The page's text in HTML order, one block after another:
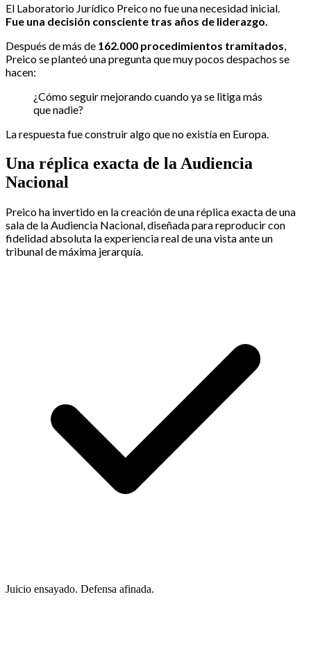
El Laboratorio Jurídico Preico no fue una necesidad inicial.
Fue una decisión consciente tras años de liderazgo.
Después de más de 162.000 procedimientos tramitados
Preico se planteó una pregunta que muy pocos despachos se
hacen:
¿Cómo seguir mejorando cuando ya se litiga más
que nadie?
La respuesta fue construir algo que no existía en Europa.
Una réplica exacta de la Audiencia
Nacional
Preico ha invertido en la creación de una réplica exacta de una
sala de la Audiencia Nacional, diseñada para reproducir con
fidelidad absoluta la experiencia real de una vista ante un
tribunal de máxima jerarquía.
Juicio ensayado. Defensa afinada.